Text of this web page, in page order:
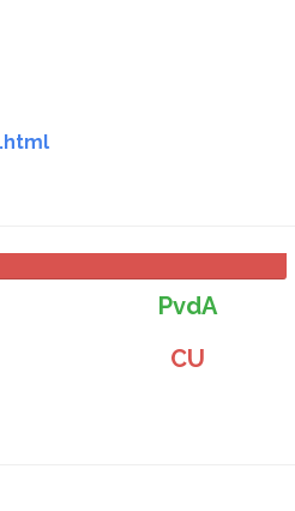
PvdA
CU